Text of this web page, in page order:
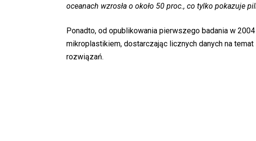
oceanach wzrosła o około 50 proc., co tylko pokazuje
Ponadto, od opublikowania pierwszego badania w
mikroplastikiem, dostarczając licznych danych na temat
rozwiązań.